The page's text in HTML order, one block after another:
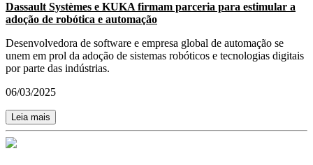
Dassault Systèmes e KUKA firmam parceria para estimular a
adoção de robótica e automação
Desenvolvedora de software e empresa global de automação se
unem em prol da adoção de sistemas robóticos e tecnologias digitais
por parte das indústrias.
06/03/2025
Leia mais